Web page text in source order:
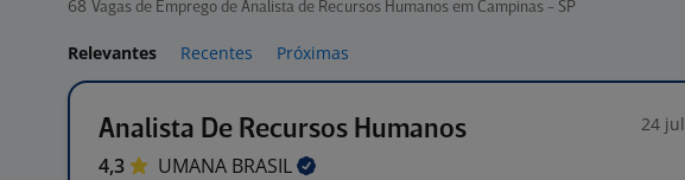
68 Vagas de Emprego de Analista de Recursos Humanos em Campinas - SP
Relevantes Recentes Próximas
Analista De Recursos Humanos 24 jul
4,3 UMANA BRASIL